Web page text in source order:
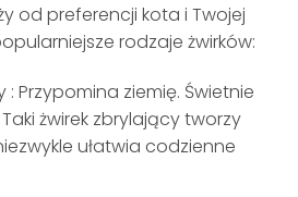
od preferencji kota i Twojej
rodzaje żwirków:
Przypomina ziemię. Świetnie
żwirek zbrylający tworzy
ułatwia codzienne